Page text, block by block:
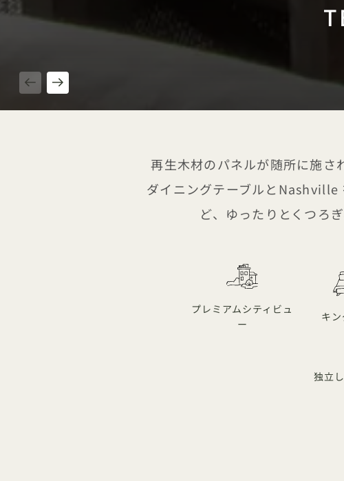
再生木材のパネルが随所に施さ
ダイニングテーブルとNashville
ど、ゆったりとくつろ
プレミアムシティビュ
ー
キ
独立